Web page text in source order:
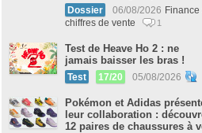
Dossier 06/08/2026 Finance
chiffres de vente
1
Test de Heave Ho 2 : ne
jamais baisser les bras !
Test 17/20 05/08/2026
Pokémon et Adidas
leur collaboration :
12 paires de chaussures à